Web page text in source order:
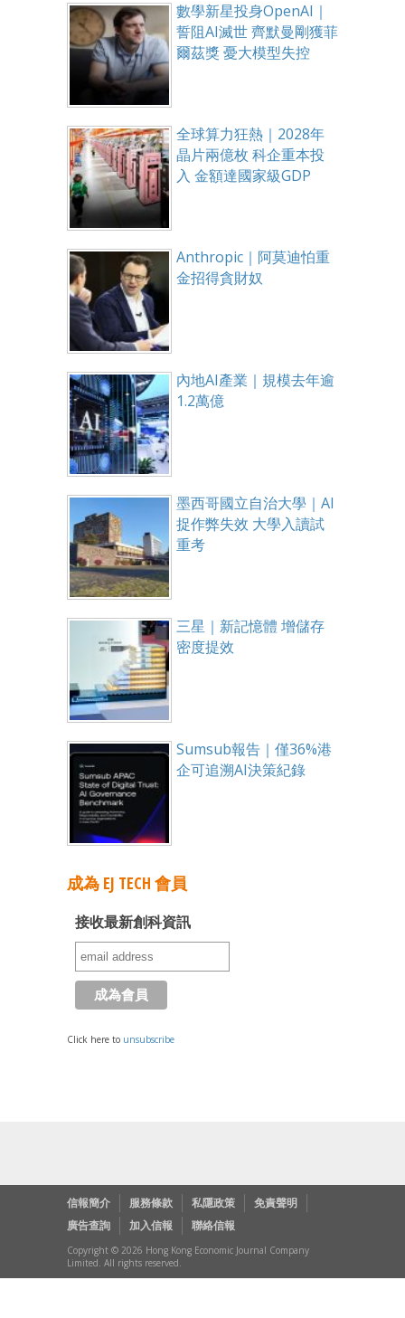
數學新星投身OpenAI｜
誓阻AI滅世 齊默曼剛獲菲
爾茲獎 憂大模型失控
全球算力狂熱｜2028年
晶片兩億枚 科企重本投
入 金額達國家級GDP
Anthropic｜阿莫迪怕重
金招得貪財奴
內地AI產業｜規模去年逾
1.2萬億
墨西哥國立自治大學｜AI
捉作弊失效 大學入讀試
重考
三星｜新記憶體 增儲存
密度提效
Sumsub報告｜僅36%港
企可追溯AI決策紀錄
成為 EJ TECH 會員
接收最新創科資訊
Click here to unsubscribe
信報簡介 服務條款 私隱政策
免責聲明
廣告查詢
加入信報 聯絡信報
Copyright © 2026 Hong Kong Economic Journal Company
Limited. All rights reserved.